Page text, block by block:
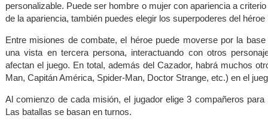
personalizable. Puede ser hombre o mujer con apariencia a
de la apariencia, también puedes elegir los superpoderes del
Entre misiones de combate, el héroe puede moverse por la
una vista en tercera persona, interactuando con otros
afectan el juego. En total, además del Cazador, habrá muchos
Man, Capitán América, Spider-Man, Doctor Strange, etc.) en el
Al comienzo de cada misión, el jugador elige 3 compañeros para
Las batallas se basan en turnos.